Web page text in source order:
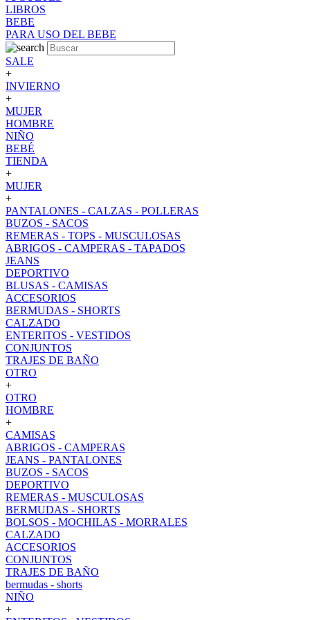
LIBROS
BEBE
PARA USO DEL BEBE
SALE
+
INVIERNO
+
MUJER
HOMBRE
NIÑO
BEBÉ
TIENDA
+
MUJER
+
PANTALONES - CALZAS - POLLERAS
BUZOS - SACOS
REMERAS - TOPS - MUSCULOSAS
ABRIGOS - CAMPERAS - TAPADOS
JEANS
DEPORTIVO
BLUSAS - CAMISAS
ACCESORIOS
BERMUDAS - SHORTS
CALZADO
ENTERITOS - VESTIDOS
CONJUNTOS
TRAJES DE BAÑO
OTRO
+
OTRO
HOMBRE
+
CAMISAS
ABRIGOS - CAMPERAS
JEANS - PANTALONES
BUZOS - SACOS
DEPORTIVO
REMERAS - MUSCULOSAS
BERMUDAS - SHORTS
BOLSOS - MOCHILAS - MORRALES
CALZADO
ACCESORIOS
CONJUNTOS
TRAJES DE BAÑO
bermudas - shorts
NIÑO
+